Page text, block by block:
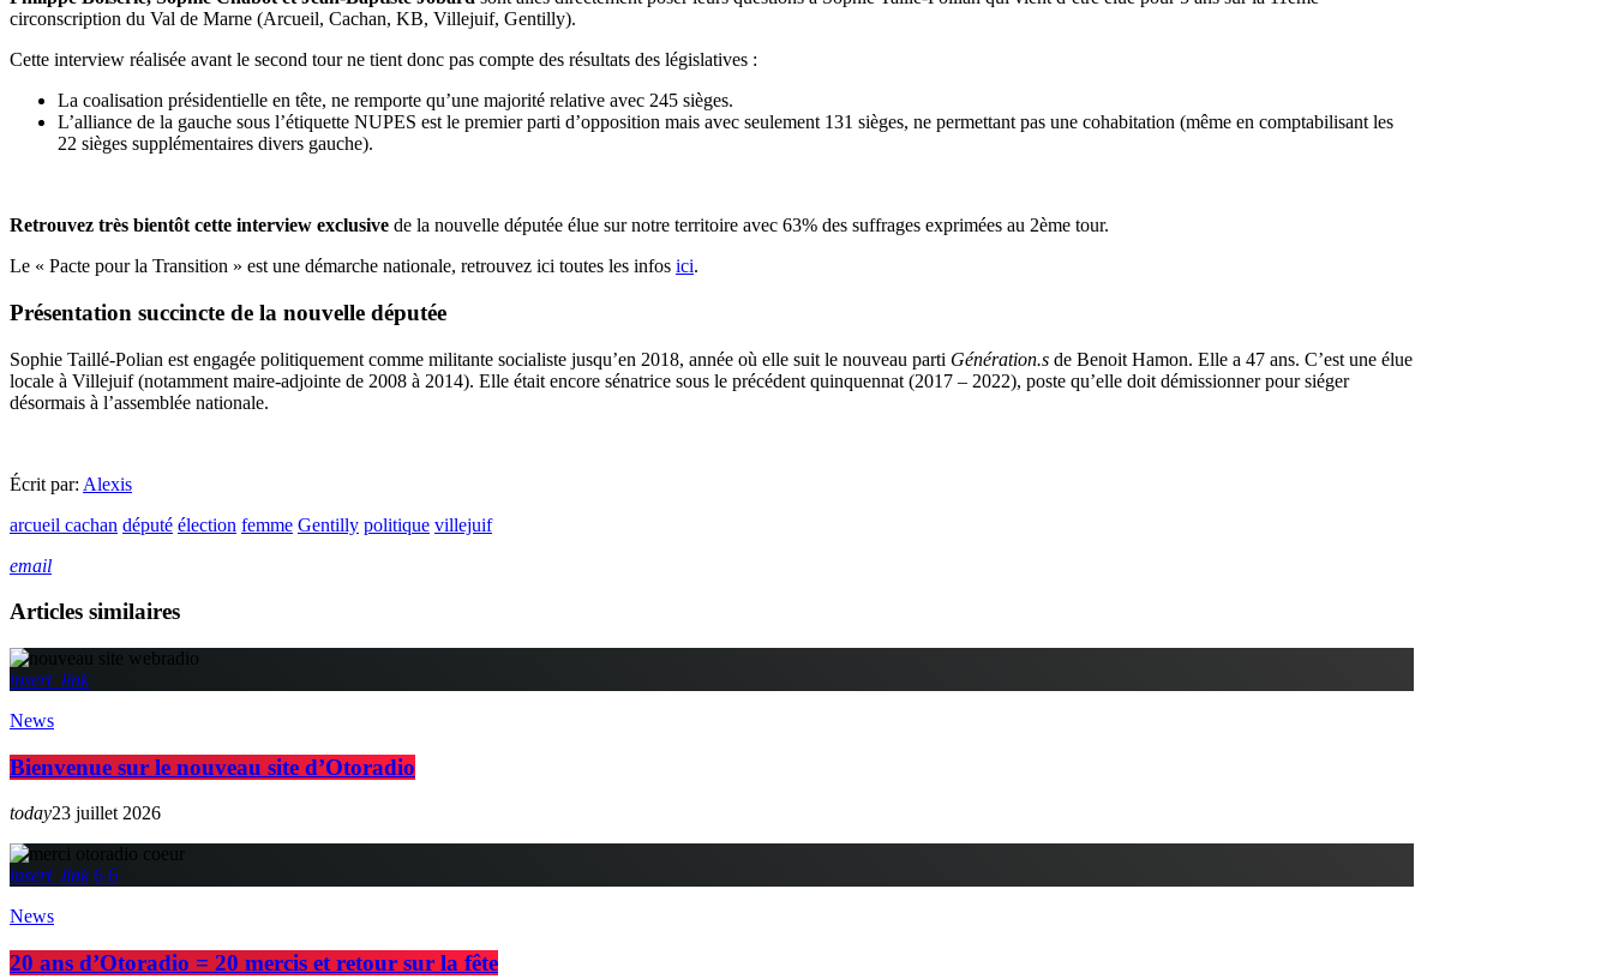
circonscription du Val de Marne (Arcueil, Cachan, KB, Villejuif, Gentilly).
Cette interview réalisée avant le second tour ne tient donc pas compte des résultats des législatives :
La coalisation présidentielle en tête, ne remporte qu’une majorité relative avec 245 sièges.
L’alliance de la gauche sous l’étiquette NUPES est le premier parti d’opposition mais avec seulement 131 sièges, ne permettant pas une cohabitation (même en comptabilisant les
22 sièges supplémentaires divers gauche).
Retrouvez très bientôt cette interview exclusive de la nouvelle députée élue sur notre territoire avec 63% des suffrages exprimées au 2ème tour.
Le « Pacte pour la Transition » est une démarche nationale, retrouvez ici toutes les infos ici.
Présentation succincte de la nouvelle députée
Sophie Taillé-Polian est engagée politiquement comme militante socialiste jusqu’en 2018, année où elle suit le nouveau parti Génération.s de Benoit Hamon. Elle a 47 ans. C’est une élue
locale à Villejuif (notamment maire-adjointe de 2008 à 2014). Elle était encore sénatrice sous le précédent quinquennat (2017 – 2022), poste qu’elle doit démissionner pour siéger
désormais à l’assemblée nationale.
Écrit par: Alexis
arcueil cachan député élection femme Gentilly politique villejuif
email
Articles similaires
insert_link
News
Bienvenue sur le nouveau site d’Otoradio
today23 juillet 2026
insert_link 6 6
News
20 ans d’Otoradio = 20 mercis et retour sur la fête